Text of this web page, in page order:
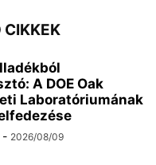
CIKKEK
A DOE Oak
Laboratóriumának
- 2026/08/09